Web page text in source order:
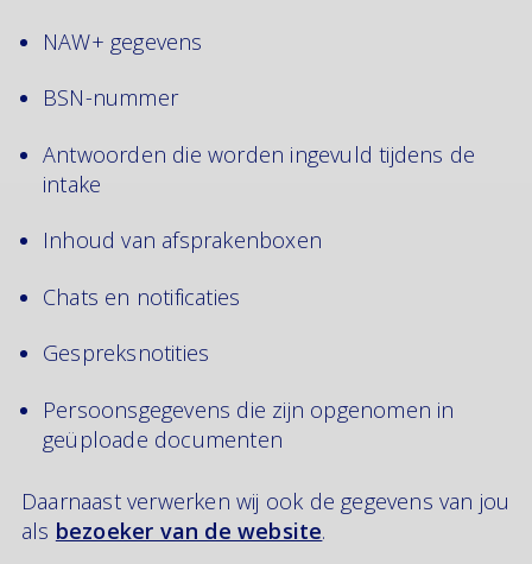
NAW+ gegevens
BSN-nummer
Antwoorden die worden ingevuld tijdens de
intake
Inhoud van afsprakenboxen
Chats en notificaties
Gespreksnotities
Persoonsgegevens die zijn opgenomen in
geüploade documenten
Daarnaast verwerken wij ook de gegevens van jou
als bezoeker van de website.